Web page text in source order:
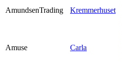
AmundsenTrading Kremmerhuset
Amuse Carla